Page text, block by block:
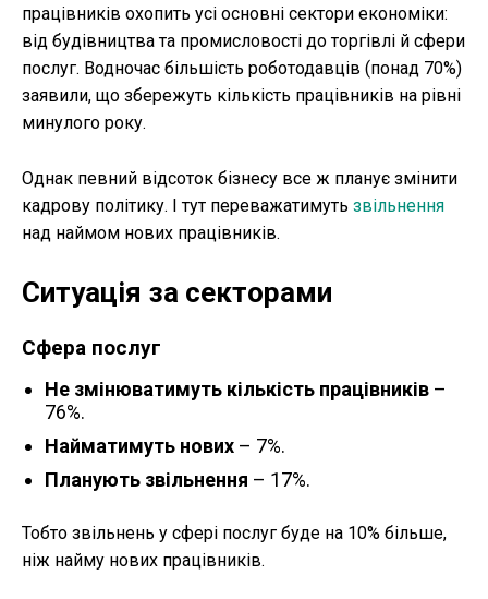
працівників охопить усі основні сектори економіки:
від будівництва та промисловості до торгівлі й сфери
послуг. Водночас більшість роботодавців (понад 70%)
заявили, що збережуть кількість працівників на рівні
минулого року.
Однак певний відсоток бізнесу все ж планує змінити
кадрову політику. І тут переважатимуть звільнення
над наймом нових працівників.
Ситуація за секторами
Сфера послуг
Не змінюватимуть кількість працівників –
76%.
Найматимуть нових – 7%.
Планують звільнення – 17%.
Тобто звільнень у сфері послуг буде на 10% більше,
ніж найму нових працівників.